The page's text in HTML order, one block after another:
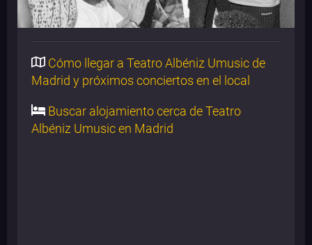
Cómo llegar a Teatro Albéniz Umusic de
Madrid y próximos conciertos en el local
Buscar alojamiento cerca de Teatro
Albéniz Umusic en Madrid